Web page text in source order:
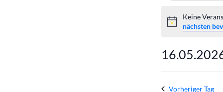
für
16.
Mai
Hinweis
Keine
nächsten
Vorheriger Tag